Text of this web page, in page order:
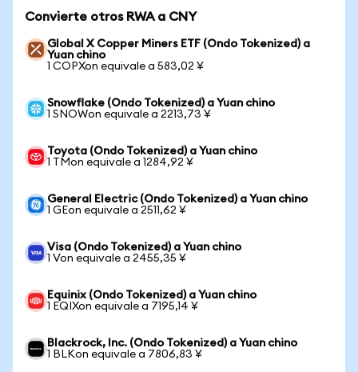
Convierte otros RWA a CNY
Global X Copper Miners ETF (Ondo Tokenized) a
Yuan chino
1 COPXon equivale a 583,02 ¥
Snowflake (Ondo Tokenized) a Yuan chino
1 SNOWon equivale a 2213,73 ¥
Toyota (Ondo Tokenized) a Yuan chino
1 TMon equivale a 1284,92 ¥
General Electric (Ondo Tokenized) a Yuan chino
1 GEon equivale a 2511,62 ¥
Visa (Ondo Tokenized) a Yuan chino
1 Von equivale a 2455,35 ¥
Equinix (Ondo Tokenized) a Yuan chino
1 EQIXon equivale a 7195,14 ¥
Blackrock, Inc. (Ondo Tokenized) a Yuan chino
1 BLKon equivale a 7806,83 ¥